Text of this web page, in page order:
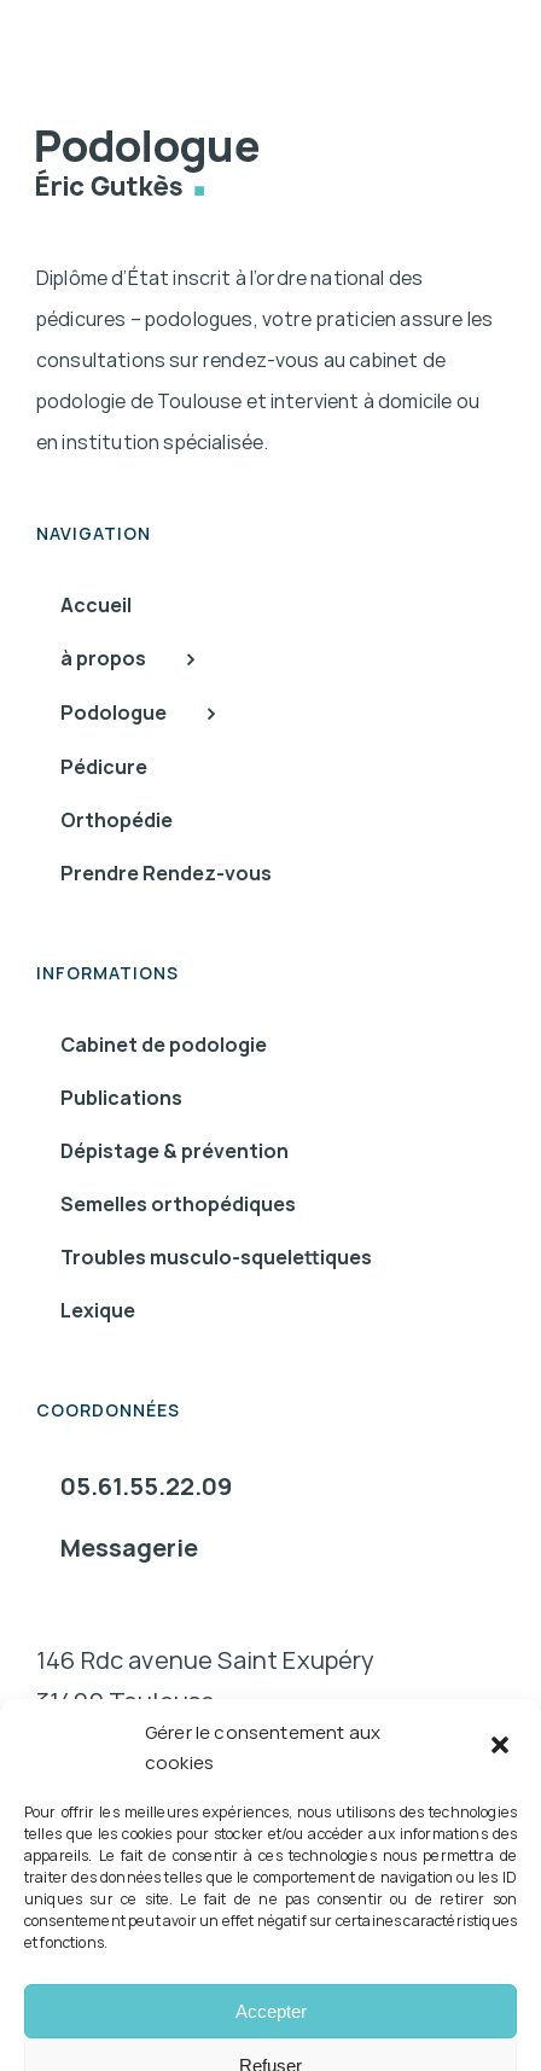
Gérer le consentement aux
cookies
Pour offrir les meilleures expériences, nous utilisons des technologies
telles que les cookies pour stocker et/ou accéder aux informations des
appareils. Le fait de consentir à ces technologies nous permettra de
traiter des données telles que le comportement de navigation ou les ID
uniques sur ce site. Le fait de ne pas consentir ou de retirer son
consentement peut avoir un effet négatif sur certaines caractéristiques
et fonctions.
Accepter
Refuser
Diplôme d’État inscrit à l’ordre national des
pédicures – podologues, votre praticien assure les
consultations sur rendez-vous au cabinet de
podologie de Toulouse et intervient à domicile ou
en institution spécialisée.
NAVIGATION
Accueil
à propos
Podologue
Pédicure
Orthopédie
Prendre Rendez-vous
INFORMATIONS
Cabinet de podologie
Publications
Dépistage & prévention
Semelles orthopédiques
Troubles musculo-squelettiques
Lexique
COORDONNÉES
05.61.55.22.09
Messagerie
146 Rdc avenue Saint Exupéry
31400 Toulouse
Conformément à la Loi RIST n° 2023-379 du 19 mai 2023,
vous pouvez consulter directement votre podologue pour la
prescription d'orthèses plantaires et l'évaluation du risque
© Copyright 2026 Tous droits réservés - Podologue -
Politique de confidentialité